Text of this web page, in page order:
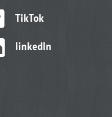
TikTok
linkedIn